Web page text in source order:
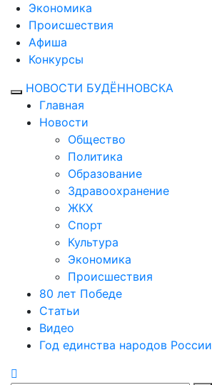
Экономика
Происшествия
Афиша
Конкурсы
НОВОСТИ БУДЁННОВСКА
Главная
Новости
Общество
Политика
Образование
Здравоохранение
ЖКХ
Спорт
Культура
Экономика
Происшествия
80 лет Победе
Статьи
Видео
Год единства народов России